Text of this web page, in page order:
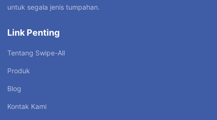
untuk segala jenis tumpahan.
Link Penting
Tentang Swipe-All
Produk
Blog
Kontak Kami